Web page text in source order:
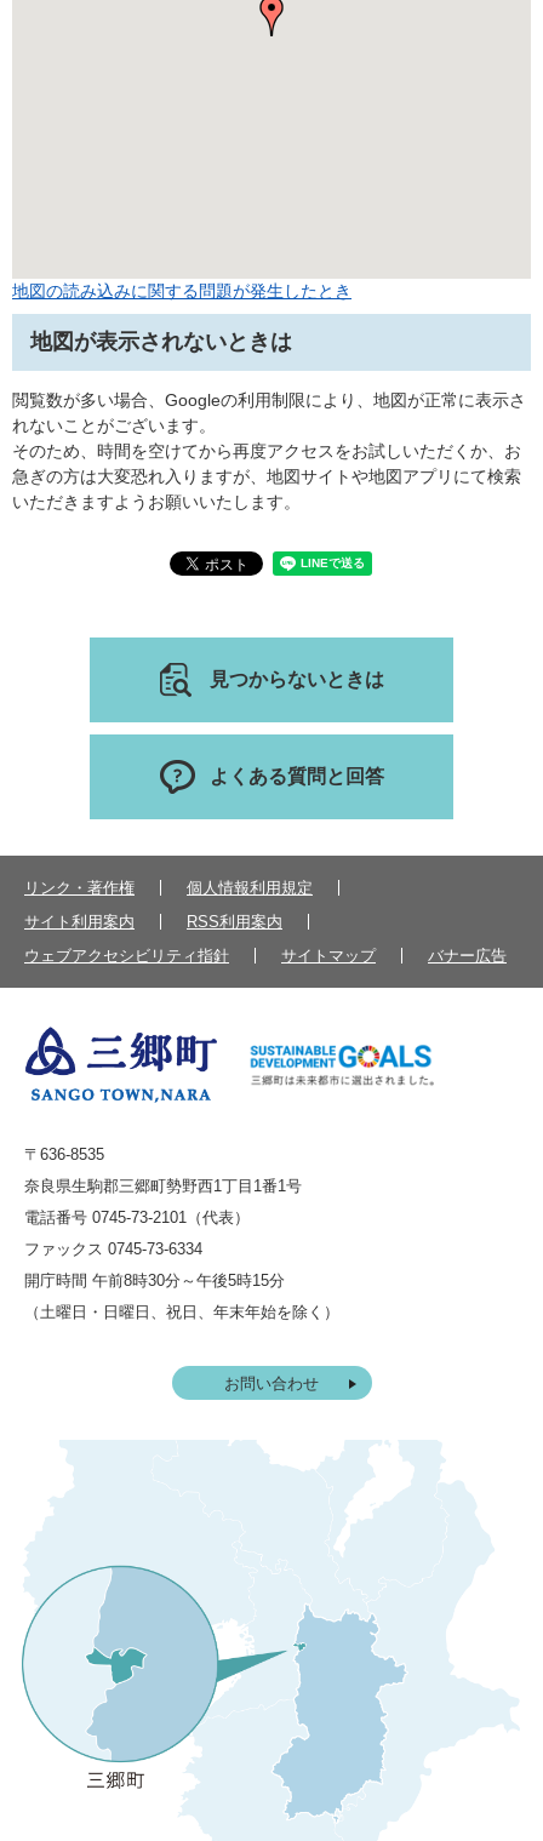
地図の読み込みに関する問題が発生したとき
地図が表示されないときは
閲覧数が多い場合、Googleの利用制限により、地図が正常に表示さ
れないことがございます。
そのため、時間を空けてから再度アクセスをお試しいただくか、お
急ぎの方は大変恐れ入りますが、地図サイトや地図アプリにて検索
いただきますようお願いいたします。
見つからないときは
よくある質問と回答
リンク・著作権
個人情報利用規定
サイト利用案内
RSS利用案内
ウェブアクセシビリティ指針
サイトマップ バナー広告
〒636-8535
奈良県生駒郡三郷町勢野西1丁目1番1号
電話番号 0745-73-2101（代表）
ファックス 0745-73-6334
開庁時間 午前8時30分～午後5時15分
（土曜日・日曜日、祝日、年末年始を除く）
お問い合わせ